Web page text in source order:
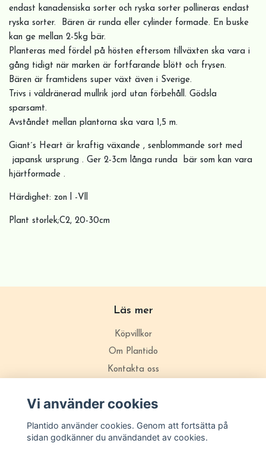
endast kanadensiska sorter och ryska sorter pollineras endast
ryska sorter. Bären är runda eller cylinder formade. En buske
kan ge mellan 2-5kg bär.
Planteras med fördel på hösten eftersom tillväxten ska vara i
gång tidigt när marken är fortfarande blött och frysen.
Bären är framtidens super växt även i Sverige.
Trivs i väldränerad mullrik jord utan förbehåll. Gödsla
sparsamt.
Avståndet mellan plantorna ska vara 1,5 m.
Giant´s Heart är kraftig växande , senblommande sort med
japansk ursprung . Ger 2-3cm långa runda bär som kan vara
hjärtformade .
Härdighet: zon l -Vll
Plant storlek;C2, 20-30cm
Läs mer
Köpvillkor
Om Plantido
Kontakta oss
Vi använder cookies
Plantido använder cookies. Genom att fortsätta på
sidan godkänner du användandet av cookies.